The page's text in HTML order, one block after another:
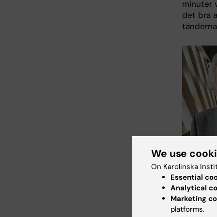
minuter
det bra
Professor
bärandes
tandprotes.
Danielsson.
We use
On Karolinska
Essential
Analytical
Marketing
platforms.